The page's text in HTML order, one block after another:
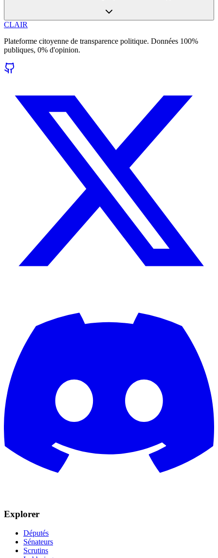
CLAIR
Plateforme citoyenne de transparence politique. Données 100%
publiques, 0% d'opinion.
Explorer
Députés
Sénateurs
Scrutins